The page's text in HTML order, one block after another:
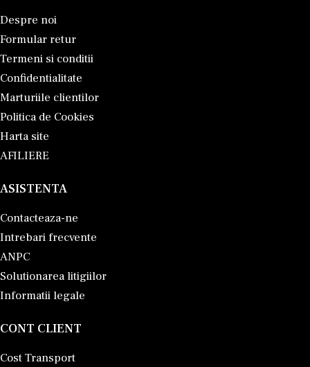
Despre noi
Formular retur
Termeni si conditii
Confidentialitate
Marturiile clientilor
Politica de Cookies
Harta site
AFILIERE
ASISTENTA
Contacteaza-ne
Intrebari frecvente
ANPC
Solutionarea litigiilor
Informatii legale
CONT CLIENT
Cost Transport